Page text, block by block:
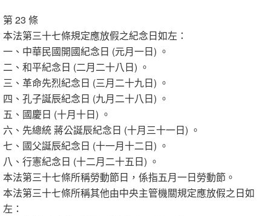
第 23 條
本法第三十七條規定應放假之紀念日如左：
一、中華民國開國紀念日 (元月一日) 。
二、和平紀念日 (二月二十八日) 。
三、革命先烈紀念日 (三月二十九日) 。
四、孔子誕辰紀念日 (九月二十八日) 。
五、國慶日 (十月十日) 。
六、先總統 蔣公誕辰紀念日 (十月三十一日) 。
七、國父誕辰紀念日 (十一月十二日) 。
八、行憲紀念日 (十二月二十五日) 。
本法第三十七條所稱勞動節日，係指五月一日勞動節。
本法第三十七條所稱其他由中央主管機關規定應放假之日如
左：